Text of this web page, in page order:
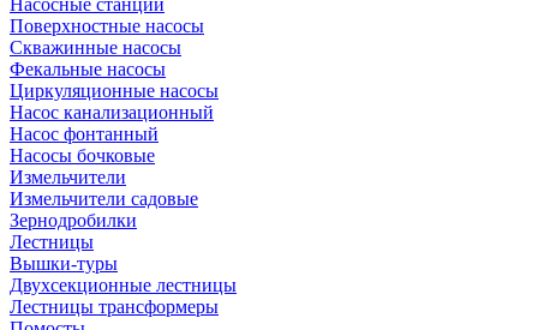
Насосные станции
Поверхностные насосы
Скважинные насосы
Фекальные насосы
Циркуляционные насосы
Насос канализационный
Насос фонтанный
Насосы бочковые
Измельчители
Измельчители садовые
Зернодробилки
Лестницы
Вышки-туры
Двухсекционные лестницы
Лестницы трансформеры